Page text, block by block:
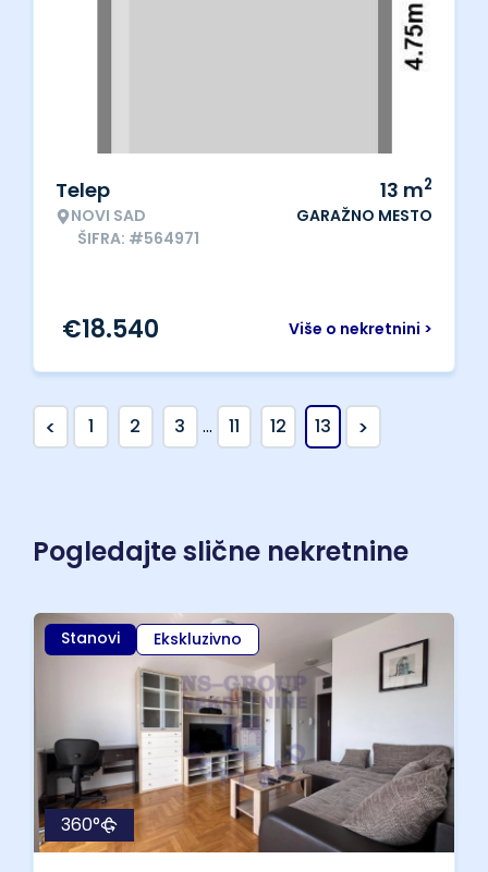
Telep
NOVI SAD
ŠIFRA: #564971
13 m2
GARAŽNO MESTO
Više o nekretnini >
€18.540
< 1 2 3 ... 11 12 13 >
Pogledajte slične nekretnine
Stanovi Ekskluzivno
360°